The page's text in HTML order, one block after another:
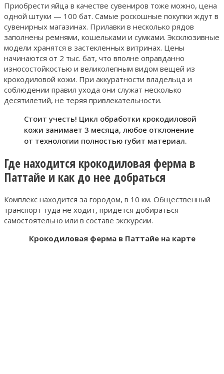
Приобрести яйца в качестве сувениров тоже можно, цена
одной штуки — 100 бат. Самые роскошные покупки ждут в
сувенирных магазинах. Прилавки в несколько рядов
заполнены ремнями, кошельками и сумками. Эксклюзивные
модели хранятся в застекленных витринах. Цены
начинаются от 2 тыс. бат, что вполне оправданно
износостойкостью и великолепным видом вещей из
крокодиловой кожи. При аккуратности владельца и
соблюдении правил ухода они служат несколько
десятилетий, не теряя привлекательности.
Стоит учесть! Цикл обработки крокодиловой
кожи занимает 3 месяца, любое отклонение
от технологии полностью губит материал.
Где находится крокодиловая ферма в
Паттайе и как до нее добраться
Комплекс находится за городом, в 10 км. Общественный
транспорт туда не ходит, придется добираться
самостоятельно или в составе экскурсии.
Крокодиловая ферма в Паттайе на карте